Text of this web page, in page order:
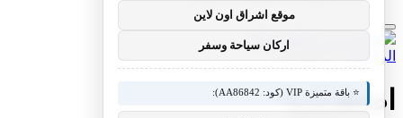
الرئيسية اضطراريا
اضطراريا
موقع اشراق اون لاين
اركان سياحة وسفر
⭐ باقة متميزة VIP (كود: AA86842):